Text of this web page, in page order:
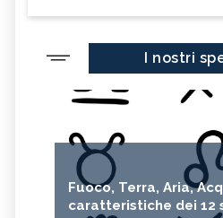
I nostri
Fuoco, Terra, Aria,
caratteristiche dei 12